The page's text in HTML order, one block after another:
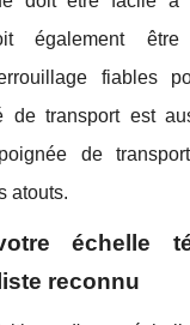
également
fiables
de transport est
de
atouts.
échelle
reconnu